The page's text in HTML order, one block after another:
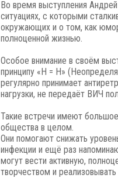
Во время выступления
ситуациях, с которыми
окружающих и о том, как
полноценной жизнью.
Особое внимание в своём
принципу «Н = Н»
регулярно принимает
нагрузки, не передаёт ВИЧ
Такие встречи имеют
общества в целом.
Они помогают снижать
инфекции и ещё раз
могут вести активную,
творчеством и